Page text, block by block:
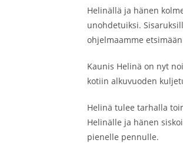
Helinällä ja hänen
unohdetuiksi.
ohjelmaamme
Kaunis Helinä on nyt
kotiin alkuvuoden
Helinä tulee tarhalla
Helinälle ja hänen
pienelle pennulle.